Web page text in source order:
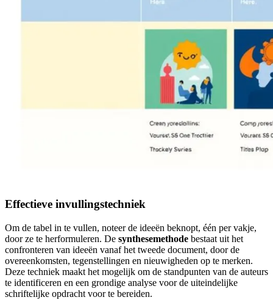
Effectieve invullingstechniek
Om de tabel in te vullen, noteer de ideeën beknopt, één per vakje,
door ze te herformuleren. De synthesemethode bestaat uit het
confronteren van ideeën vanaf het tweede document, door de
overeenkomsten, tegenstellingen en nieuwigheden op te merken.
Deze techniek maakt het mogelijk om de standpunten van de auteurs
te identificeren en een grondige analyse voor de uiteindelijke
schriftelijke opdracht voor te bereiden.